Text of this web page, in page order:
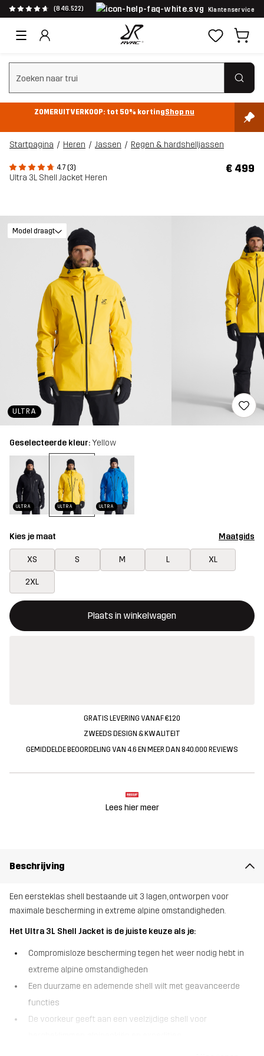
(846.522) Klantenservice
Zoeken wissen
ZOMERUITVERKOOP: tot 50% kortingShop nu
Startpagina Heren Jassen Regen & hardshelljassen
4.7 (3)
Ultra 3L Shell Jacket Heren
€ 499
ULTRA
Model draagt
Geselecteerde kleur: Yellow
ULTRA ULTRA ULTRA
Kies je maat Maatgids
XS S M L XL
2XL
Plaats in winkelwagen
Deze knop opent een modal met de bevestiging van een
{{size}} niet beschikbaar
GRATIS LEVERING VANAF €120
ZWEEDS DESIGN & KWALITEIT
GEMIDDELDE BEOORDELING VAN 4.6 EN MEER DAN 840.000 REVIEWS
Lees hier meer
Beschrijving
Een eersteklas shell bestaande uit 3 lagen, ontworpen voor
maximale bescherming in extreme alpine omstandigheden.
Het Ultra 3L Shell Jacket is de juiste keuze als je:
Compromisloze bescherming tegen het weer nodig hebt in
extreme alpine omstandigheden
Een duurzame en ademende shell wilt met geavanceerde
functies
De voorkeur geeft aan een veelzijdige shell voor